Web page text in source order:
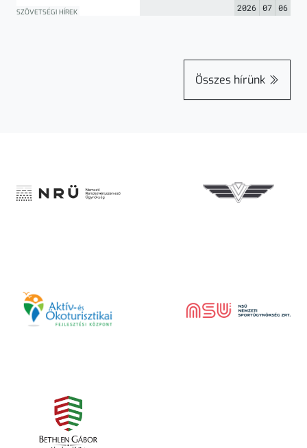
SZÖVETSÉGI HÍREK 2026 07 06
Összes hírünk